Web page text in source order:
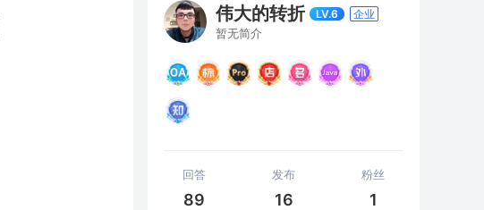
伟大的转折 LV.6 企业
暂无简介
回答
89
发布
16
粉丝
1